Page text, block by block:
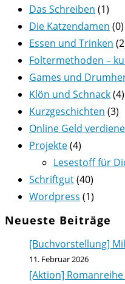
Das Schreiben (1)
Die Katzendamen (0)
Essen und Trinken
Foltermethoden –
Games und
Klön und Schnack(4)
Kurzgeschichten (3)
Online Geld
Projekte(4)
Lesestoff für
Schriftgut(40)
Wordpress (1)
Neueste Beiträge
[Buchvorstellung]
11. Februar 2026
[Aktion]